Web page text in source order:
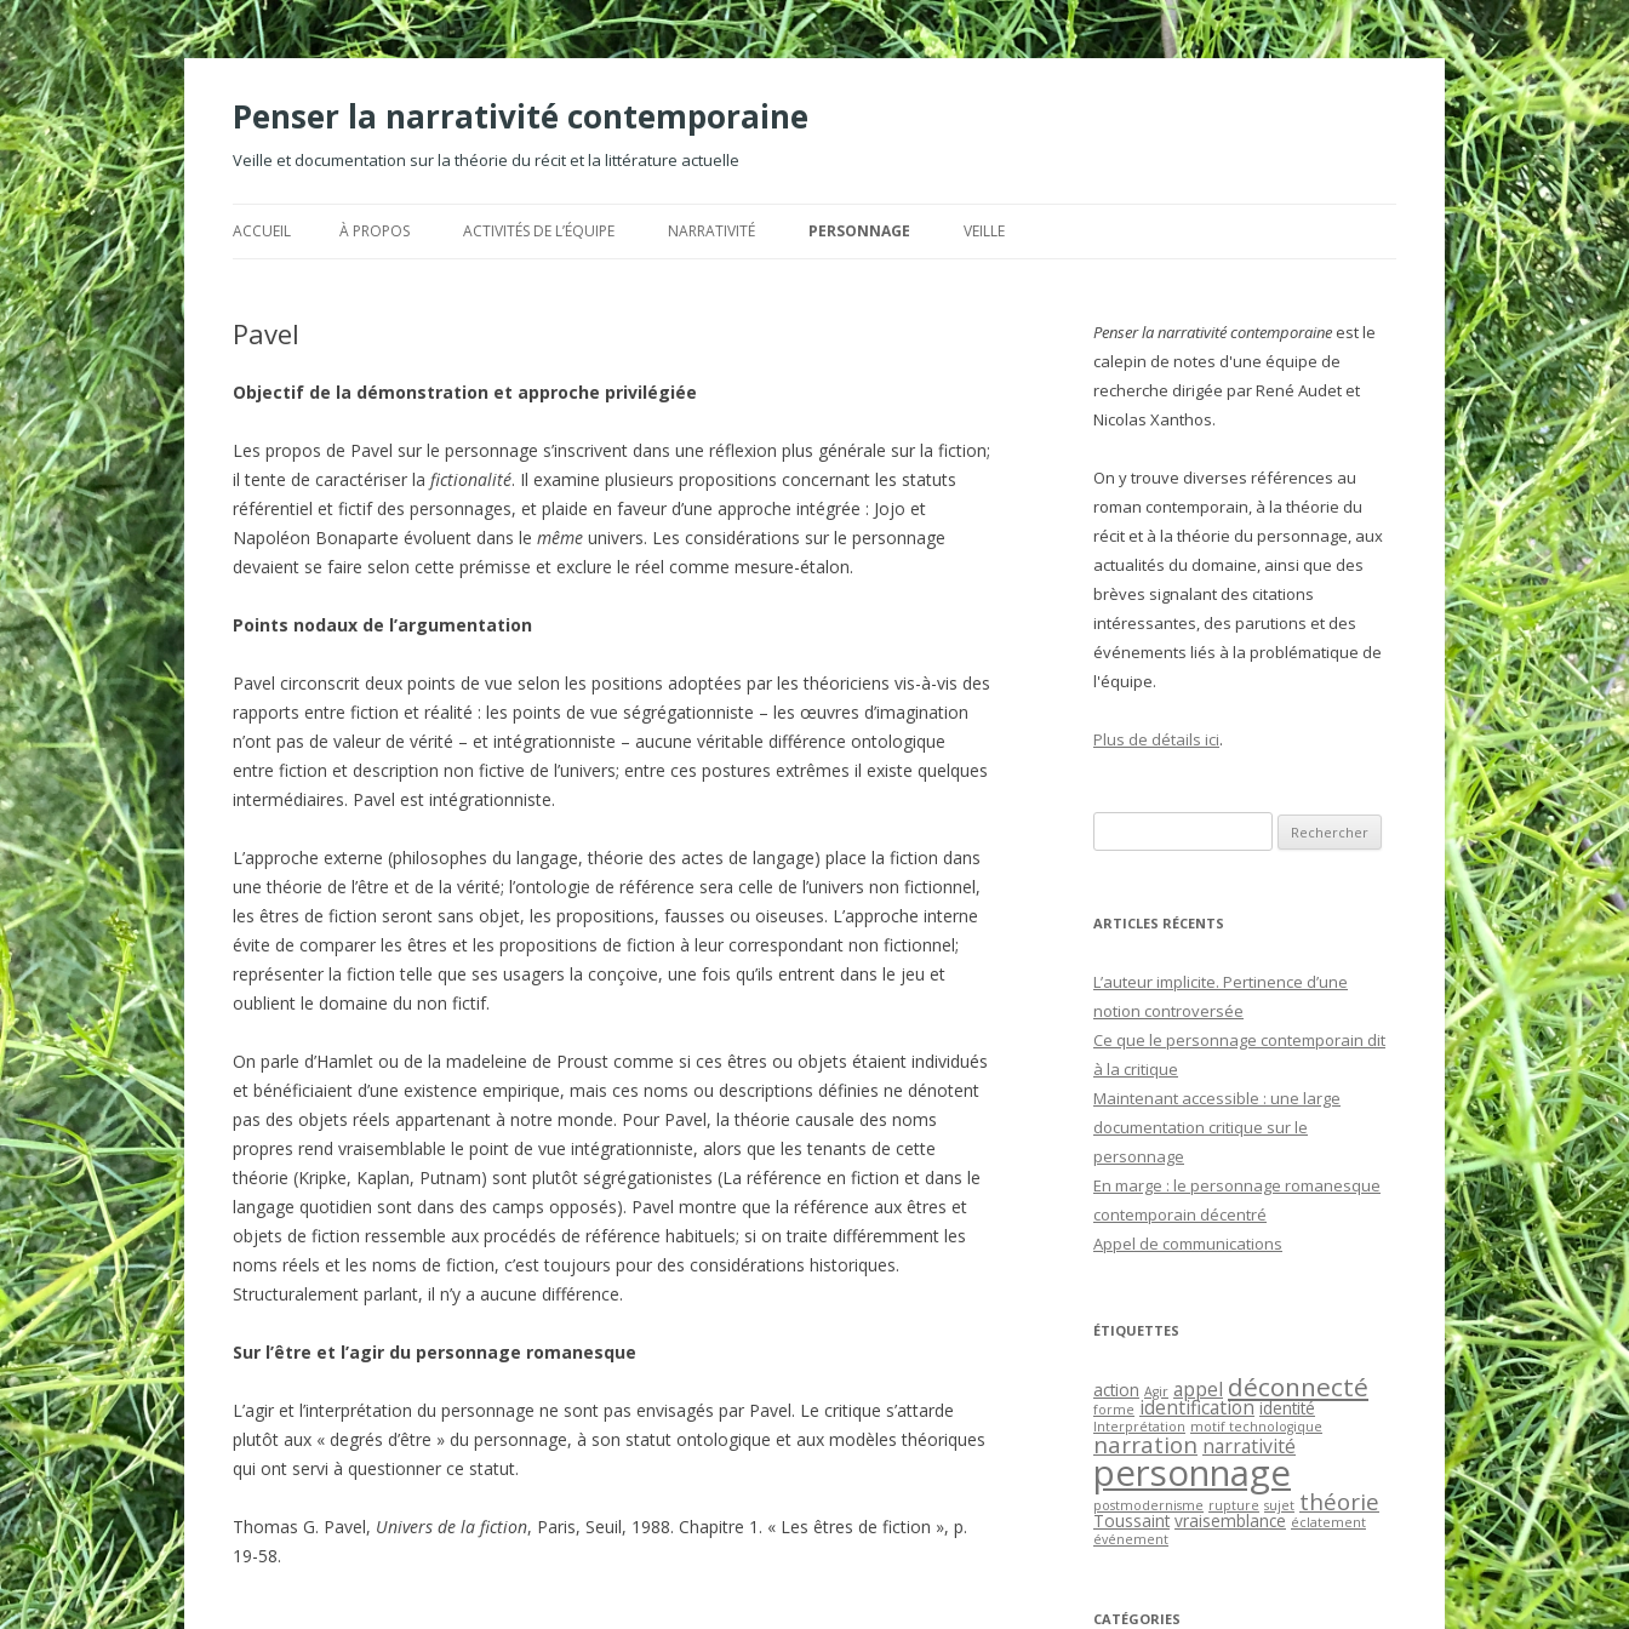
Penser la narrativité contemporaine
Veille et documentation sur la théorie du récit et la littérature actuelle
au
ACCUEIL À PROPOS ACTIVITÉS DE L’ÉQUIPE NARRATIVITÉ
HUGLO
MOLINO ET LAFHAIL-MOLINO
RICOEUR
VILLENEUVE
HISTOIRE
INTRIGUE
RÉCIT
PERSONNAGE
GOLDMANN
GREIMAS
HAMON
JOUVE
LOTMAN
PAVEL
RICARDOU
ROBBE-GRILLET
ANTHROPOMORPHISME
CARACTÉRISATION
CATÉGORISATION
HÉROS
LE NOM
VEILLE
PARUTIONS 2008
PARUTIONS 2006
PARUTIONS 2003
SITES DE RÉFÉRENCE
Pavel
Objectif de la démonstration et approche privilégiée
Les propos de Pavel sur le personnage s’inscrivent dans une réflexion plus générale sur la fiction;
il tente de caractériser la fictionalité. Il examine plusieurs propositions concernant les statuts
référentiel et fictif des personnages, et plaide en faveur d’une approche intégrée : Jojo et
Napoléon Bonaparte évoluent dans le même univers. Les considérations sur le personnage
devaient se faire selon cette prémisse et exclure le réel comme mesure-étalon.
Points nodaux de l’argumentation
Pavel circonscrit deux points de vue selon les positions adoptées par les théoriciens vis-à-vis des
rapports entre fiction et réalité : les points de vue ségrégationniste – les œuvres d’imagination
n’ont pas de valeur de vérité – et intégrationniste – aucune véritable différence ontologique
entre fiction et description non fictive de l’univers; entre ces postures extrêmes il existe quelques
intermédiaires. Pavel est intégrationniste.
L’approche externe (philosophes du langage, théorie des actes de langage) place la fiction dans
une théorie de l’être et de la vérité; l’ontologie de référence sera celle de l’univers non fictionnel,
les êtres de fiction seront sans objet, les propositions, fausses ou oiseuses. L’approche interne
évite de comparer les êtres et les propositions de fiction à leur correspondant non fictionnel;
représenter la fiction telle que ses usagers la conçoive, une fois qu’ils entrent dans le jeu et
oublient le domaine du non fictif.
On parle d’Hamlet ou de la madeleine de Proust comme si ces êtres ou objets étaient individués
et bénéficiaient d’une existence empirique, mais ces noms ou descriptions définies ne dénotent
pas des objets réels appartenant à notre monde. Pour Pavel, la théorie causale des noms
propres rend vraisemblable le point de vue intégrationniste, alors que les tenants de cette
théorie (Kripke, Kaplan, Putnam) sont plutôt ségrégationistes (La référence en fiction et dans le
langage quotidien sont dans des camps opposés). Pavel montre que la référence aux êtres et
objets de fiction ressemble aux procédés de référence habituels; si on traite différemment les
noms réels et les noms de fiction, c’est toujours pour des considérations historiques.
Structuralement parlant, il n’y a aucune différence.
Sur l’être et l’agir du personnage romanesque
L’agir et l’interprétation du personnage ne sont pas envisagés par Pavel. Le critique s’attarde
plutôt aux « degrés d’être » du personnage, à son statut ontologique et aux modèles théoriques
qui ont servi à questionner ce statut.
Thomas G. Pavel, Univers de la fiction, Paris, Seuil, 1988. Chapitre 1. « Les êtres de fiction », p.
19-58.
Penser la narrativité contemporaine est le
calepin de notes d'une équipe de
recherche dirigée par René Audet et
Nicolas Xanthos.
On y trouve diverses références au
roman contemporain, à la théorie du
récit et à la théorie du personnage, aux
actualités du domaine, ainsi que des
brèves signalant des citations
intéressantes, des parutions et des
événements liés à la problématique de
l'équipe.
Plus de détails ici.
ARTICLES RÉCENTS
L’auteur implicite. Pertinence d’une
notion controversée
Ce que le personnage contemporain dit
à la critique
Maintenant accessible : une large
documentation critique sur le
personnage
En marge : le personnage romanesque
contemporain décentré
Appel de communications
ÉTIQUETTES
action Agir appel déconnecté
forme identification identité
Interprétation motif technologique
narration narrativité
personnage
postmodernisme rupture sujet théorie
Toussaint vraisemblance éclatement
événement
CATÉGORIES